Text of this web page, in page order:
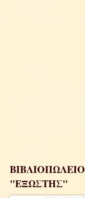
ΒΙΒΛΙΟΠΩΛΕΙΟ
"ΕΞΩΣΤΗΣ"